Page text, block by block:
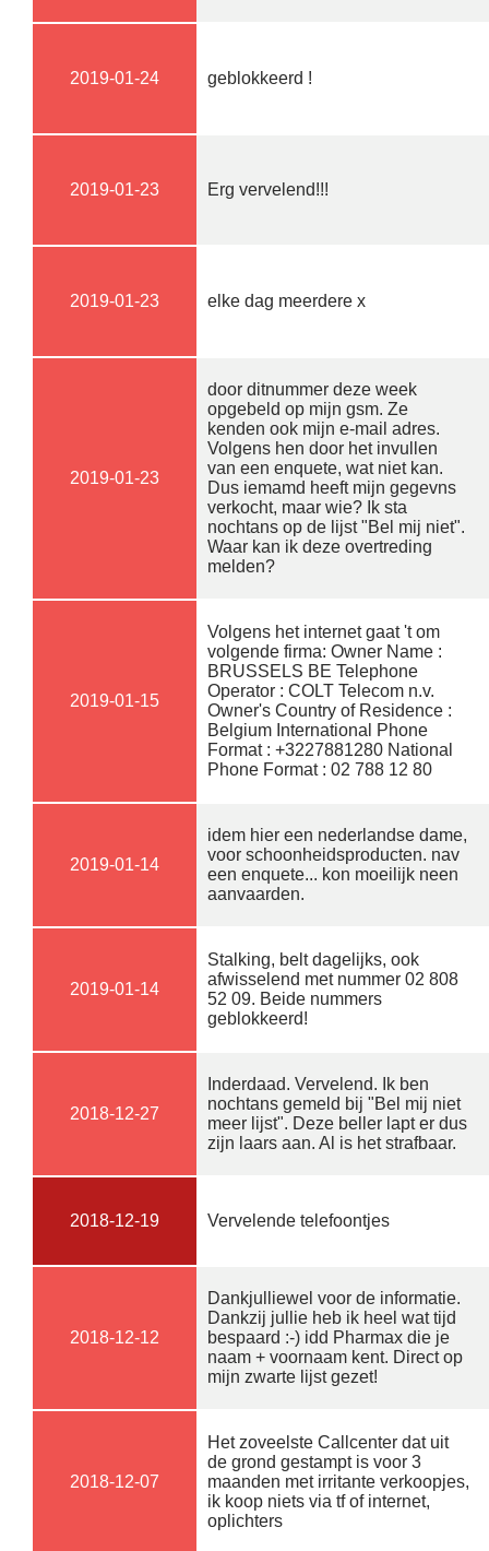
2019-01-24 geblokkeerd !
2019-01-23 Erg vervelend!!!
2019-01-23 elke dag meerdere x
2019-01-23
door ditnummer deze week
opgebeld op mijn gsm. Ze
kenden ook mijn e-mail adres.
Volgens hen door het invullen
van een enquete, wat niet kan.
Dus iemamd heeft mijn gegevns
verkocht, maar wie? Ik sta
nochtans op de lijst "Bel mij niet".
Waar kan ik deze overtreding
melden?
2019-01-15
Volgens het internet gaat 't om
volgende firma: Owner Name :
BRUSSELS BE Telephone
Operator : COLT Telecom n.v.
Owner's Country of Residence :
Belgium International Phone
Format : +3227881280 National
Phone Format : 02 788 12 80
2019-01-14
idem hier een nederlandse dame,
voor schoonheidsproducten. nav
een enquete... kon moeilijk neen
aanvaarden.
2019-01-14
Stalking, belt dagelijks, ook
afwisselend met nummer 02 808
52 09. Beide nummers
geblokkeerd!
2018-12-27
Inderdaad. Vervelend. Ik ben
nochtans gemeld bij "Bel mij niet
meer lijst". Deze beller lapt er dus
zijn laars aan. Al is het strafbaar.
2018-12-19 Vervelende telefoontjes
2018-12-12
Dankjulliewel voor de informatie.
Dankzij jullie heb ik heel wat tijd
bespaard :-) idd Pharmax die je
naam + voornaam kent. Direct op
mijn zwarte lijst gezet!
2018-12-07
Het zoveelste Callcenter dat uit
de grond gestampt is voor 3
maanden met irritante verkoopjes,
ik koop niets via tf of internet,
oplichters